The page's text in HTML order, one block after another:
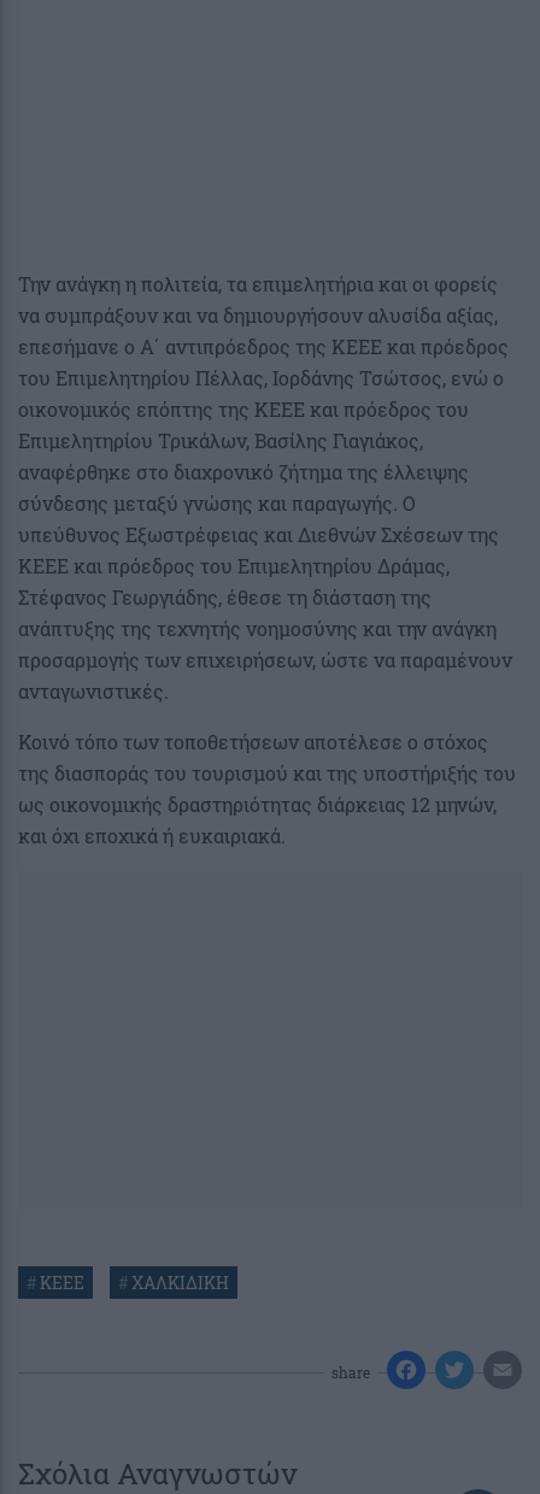
Την ανάγκη η πολιτεία, τα επιμελητήρια και οι φορείς
να συμπράξουν και να δημιουργήσουν αλυσίδα αξίας,
επεσήμανε ο Α΄ αντιπρόεδρος της ΚΕΕΕ και πρόεδρος
του Επιμελητηρίου Πέλλας, Ιορδάνης Τσώτσος, ενώ ο
οικονομικός επόπτης της ΚΕΕΕ και πρόεδρος του
Επιμελητηρίου Τρικάλων, Βασίλης Γιαγιάκος,
αναφέρθηκε στο διαχρονικό ζήτημα της έλλειψης
σύνδεσης μεταξύ γνώσης και παραγωγής. Ο
υπεύθυνος Εξωστρέφειας και Διεθνών Σχέσεων της
ΚΕΕΕ και πρόεδρος του Επιμελητηρίου Δράμας,
Στέφανος Γεωργιάδης, έθεσε τη διάσταση της
ανάπτυξης της τεχνητής νοημοσύνης και την ανάγκη
προσαρμογής των επιχειρήσεων, ώστε να παραμένουν
ανταγωνιστικές.
Κοινό τόπο των τοποθετήσεων αποτέλεσε ο στόχος
της διασποράς του τουρισμού και της υποστήριξής του
ως οικονομικής δραστηριότητας διάρκειας 12 μηνών,
και όχι εποχικά ή ευκαιριακά.
#ΚΕΕΕ # ΧΑΛΚΙΔΙΚΗ
share
Σχόλια Αναγνωστών